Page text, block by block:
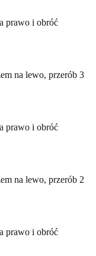
prawo i obróć
na lewo, przerób 3
prawo i obróć
na lewo, przerób 2
prawo i obróć